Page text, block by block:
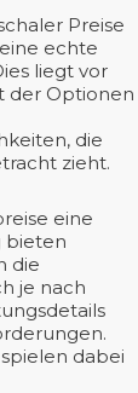
Preise
echte
liegt vor
der Optionen
die
zieht.
eine
bieten
die
je nach
dabei